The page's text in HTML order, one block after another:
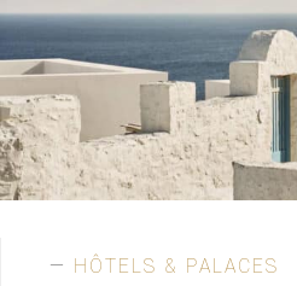
HÔTELS & PALACES